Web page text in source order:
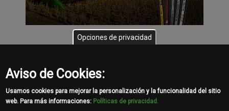
Hidráulicas
Los concesionarios John Deere ofrecen un servicio de
armado de mangueras hidráulicas originales en el
Opciones de privacidad
Aviso de Cookies:
Usamos cookies para mejorar la personalización y la funcionalidad del sitio
web. Para más informaciones: Políticas de privacidad.